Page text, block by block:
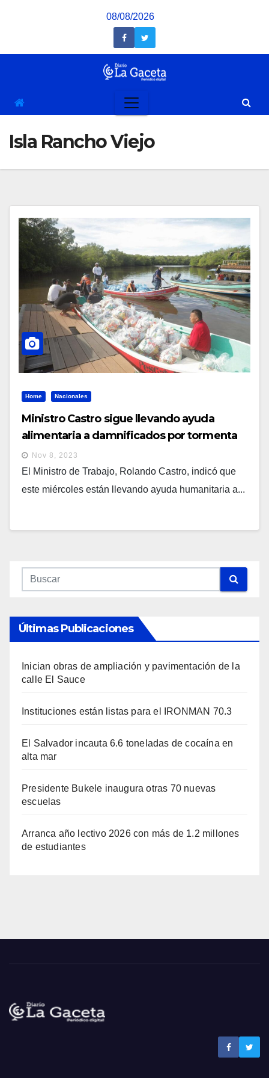
08/08/2026
Isla Rancho Viejo
Home Nacionales
Ministro Castro sigue llevando ayuda
alimentaria a damnificados por tormenta
PilarNov 8, 2023
El Ministro de Trabajo, Rolando Castro, indicó que
este miércoles están llevando ayuda humanitaria a...
Últimas Publicaciones
Inician obras de ampliación y pavimentación de la
calle El Sauce
Instituciones están listas para el IRONMAN 70.3
El Salvador incauta 6.6 toneladas de cocaína en
alta mar
Presidente Bukele inaugura otras 70 nuevas
escuelas
Arranca año lectivo 2026 con más de 1.2 millones
de estudiantes